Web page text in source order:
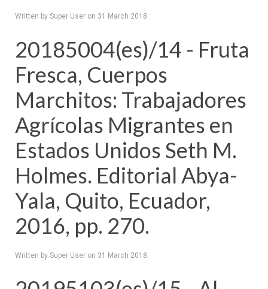
Written by Super User on 31 March 2018.
20185004(es)/14 - Fruta
Fresca, Cuerpos
Marchitos: Trabajadores
Agrícolas Migrantes en
Estados Unidos Seth M.
Holmes. Editorial Abya-
Yala, Quito, Ecuador,
2016, pp. 270.
Written by Super User on 31 March 2018.